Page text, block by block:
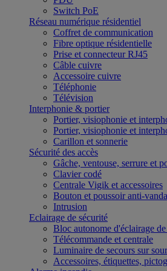
Switch PoE
Réseau numérique résidentiel
Coffret de communication
Fibre optique résidentielle
Prise et connecteur RJ45
Câble cuivre
Accessoire cuivre
Téléphonie
Télévision
Interphonie & portier
Portier, visiophonie et
Portier, visiophonie et
Carillon et sonnerie
Sécurité des accès
Gâche, ventouse, serrure et
Clavier codé
Centrale Vigik et accessoires
Bouton et poussoir anti-
Intrusion
Eclairage de sécurité
Bloc autonome d'éclairage
Télécommande et centrale
Luminaire de secours sur
Accessoires, étiquettes,